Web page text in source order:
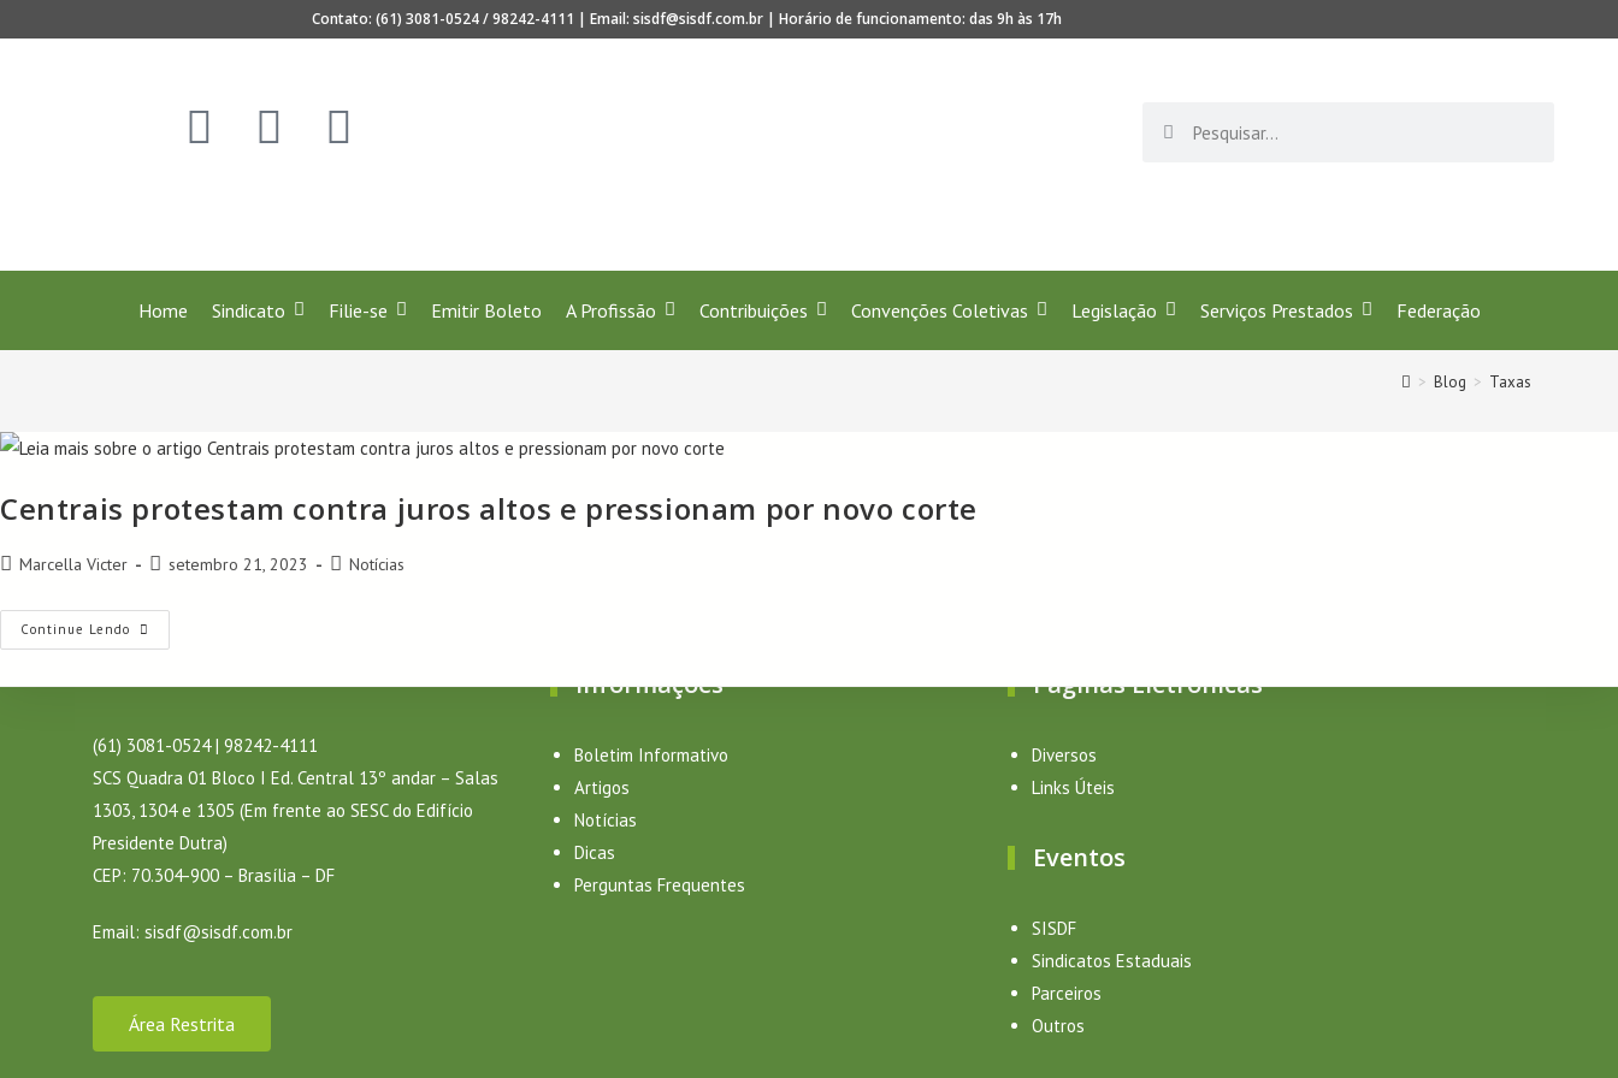
Contato: (61) 3081-0524 / 98242-4111 | Email: sisdf@sisdf.com.br | Horário de funcionamento: das 9h às 17h
Home Sindicato Filie-se Emitir Boleto A Profissão Contribuições Convenções Coletivas Legislação Serviços Prestados Federação
> Blog > Taxas
Centrais protestam contra juros altos e pressionam por novo corte
Marcella Victer setembro 21, 2023 Notícias
Continue Lendo
(61) 3081-0524 | 98242-4111
SCS Quadra 01 Bloco I Ed. Central 13º andar – Salas
1303, 1304 e 1305 (Em frente ao SESC do Edifício
Presidente Dutra)
CEP: 70.304-900 – Brasília – DF
Email: sisdf@sisdf.com.br
Área Restrita
Informações
Boletim Informativo
Artigos
Notícias
Dicas
Perguntas Frequentes
Páginas Eletrônicas
Diversos
Links Úteis
Eventos
SISDF
Sindicatos Estaduais
Parceiros
Outros